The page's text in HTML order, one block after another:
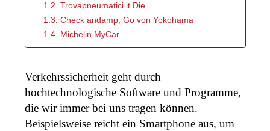
1.2. Trovapneumatici.it Die
1.3. Check andamp; Go von Yokohama
1.4. Michelin MyCar
Verkehrssicherheit geht durch
hochtechnologische Software und Programme,
die wir immer bei uns tragen können.
Beispielsweise reicht ein Smartphone aus, um